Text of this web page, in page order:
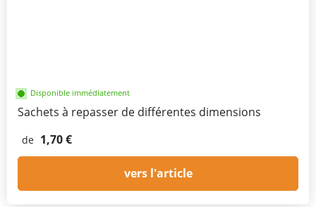
Disponible immédiatement
Sachets à repasser de différentes dimensions
de 1,70 €
vers l'article